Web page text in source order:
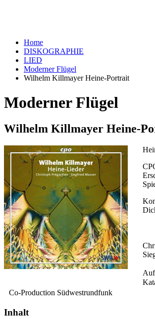
Home
DISKOGRAPHIE
LIED
Moderner Flügel
Wilhelm Killmayer Heine-Portrait
Moderner Flügel
Wilhelm Killmayer Heine-
Co-Production Südwestrundfunk
Inhalt